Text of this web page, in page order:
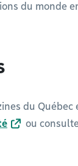
du monde
du Québec
ou